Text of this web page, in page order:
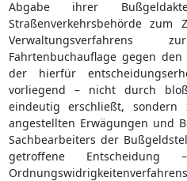
Abgabe ihrer
Straßenverkehrsbehörde zum
Fahrtenbuchauflage gegen
der hierfür
vorliegend – nicht durch
eindeutig erschließt,
angestellten Erwägungen und
Sachbearbeiters der
getroffene